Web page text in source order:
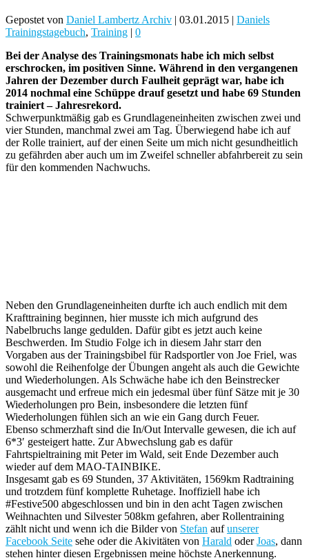
Gepostet von Daniel Lambertz Archiv | 03.01.2015 | Daniels
Trainingstagebuch, Training | 0
Bei der Analyse des Trainingsmonats habe ich mich selbst
erschrocken, im positiven Sinne. Während in den vergangenen
Jahren der Dezember durch Faulheit geprägt war, habe ich
2014 nochmal eine Schüppe drauf gesetzt und habe 69 Stunden
trainiert – Jahresrekord.
Schwerpunktmäßig gab es Grundlageneinheiten zwischen zwei und
vier Stunden, manchmal zwei am Tag. Überwiegend habe ich auf
der Rolle trainiert, auf der einen Seite um mich nicht gesundheitlich
zu gefährden aber auch um im Zweifel schneller abfahrbereit zu sein
für den kommenden Nachwuchs.
Neben den Grundlageneinheiten durfte ich auch endlich mit dem
Krafttraining beginnen, hier musste ich mich aufgrund des
Nabelbruchs lange gedulden. Dafür gibt es jetzt auch keine
Beschwerden. Im Studio Folge ich in diesem Jahr starr den
Vorgaben aus der Trainingsbibel für Radsportler von Joe Friel, was
sowohl die Reihenfolge der Übungen angeht als auch die Gewichte
und Wiederholungen. Als Schwäche habe ich den Beinstrecker
ausgemacht und erfreue mich ein jedesmal über fünf Sätze mit je 30
Wiederholungen pro Bein, insbesondere die letzten fünf
Wiederholungen fühlen sich an wie ein Gang durch Feuer.
Ebenso schmerzhaft sind die In/Out Intervalle gewesen, die ich auf
6*3′ gesteigert hatte. Zur Abwechslung gab es dafür
Fahrtspieltraining mit Peter im Wald, seit Ende Dezember auch
wieder auf dem MAO-TAINBIKE.
Insgesamt gab es 69 Stunden, 37 Aktivitäten, 1569km Radtraining
und trotzdem fünf komplette Ruhetage. Inoffiziell habe ich
#Festive500 abgeschlossen und bin in den acht Tagen zwischen
Weihnachten und Silvester 508km gefahren, aber Rollentraining
zählt nicht und wenn ich die Bilder von Stefan aufunserer
Facebook Seite sehe oder die Akivitäten von Harald oderJoas, dann
stehen hinter diesen Ergebnissen meine höchste Anerkennung.